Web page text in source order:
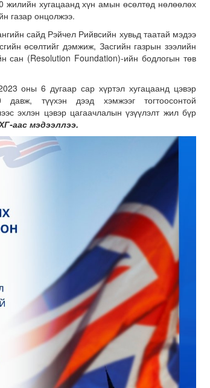
жилийн хугацаанд хүн амын өсөлтөд нөлөөлөх
газар онцолжээ.
сайд Рэйчел Рийвсийн хувьд таатай мэдээ
өсөлтийг дэмжиж, Засгийн газрын зээлийн
сан (Resolution Foundation)-ийн бодлогын төв
оны 6 дугаар сар хүртэл хугацаанд цэвэр
түүхэн дээд хэмжээг тогтоосонтой
эхлэн цэвэр цагаачлалын үзүүлэлт жил бүр
аас мэдээллээ.